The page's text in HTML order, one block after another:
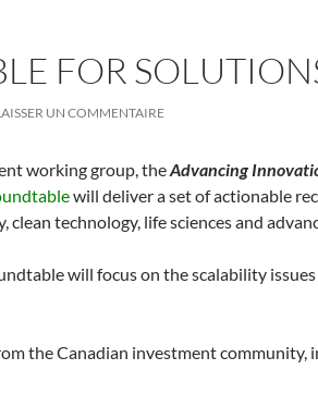
FOR
UN COMMENTAIRE
working group, theAdvancing
will deliver a set of actionable
technology, life sciences and
will focus on the scalability
the Canadian investment